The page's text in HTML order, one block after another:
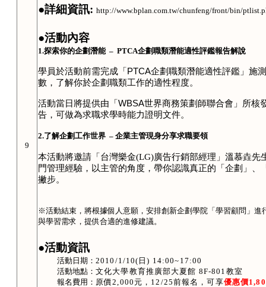
9
●詳細資訊: http://www.bplan.com.tw/chunfeng/front/bin/
●活動內容
1.探索你的企劃潛能 – PTCA企劃職類潛能適性評鑑報告解說
學員於活動前需完成「 PTCA企劃職類潛能適性評鑑」施
數，了解你於企劃職類工作的適性程度。
活動當日將提供由「 WBSA世界商務策劃師聯合會」所核
告，可做為求職求學時能力證明文件。
2.了解企劃工作世界 – 企業主管現身分享求職要領
本活動將邀請「 台灣樂金(LG)廣告行銷部經理 」 溫慕垚先
門管理經驗，以主管的角度， 帶你認識真正的「企劃」、
撇步。
※活動結束，將根據個人意願，安排創新企劃學院「學習顧問」
與學習需求，提供合適的進修建議。
●活動資訊
活動日期： 2010/1/10( 日) 14:00~17:00
活動地點： 文化大學教育推廣部大夏館 8F-801 教室
報名費用： 原價2,000 元， 12/25前報名，可享優惠價